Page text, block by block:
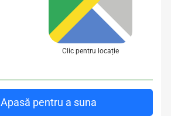
Clic pentru locație
Apasă pentru a suna